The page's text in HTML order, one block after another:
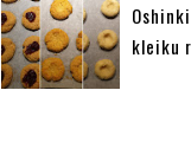
kleiku